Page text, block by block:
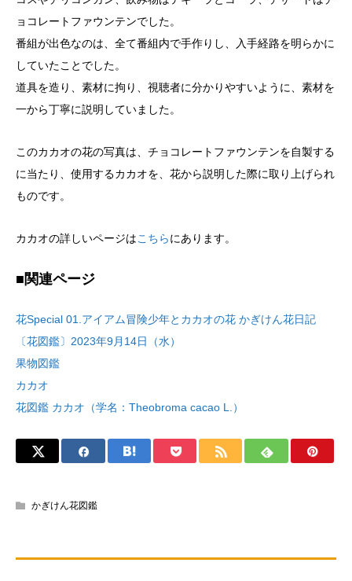
ョコレートファウンテンでした。
番組が出色なのは、全て番組内で手作りし、入手経路を明らかに
していたことでした。
道具を造り、素材に拘り、視聴者に分かりやすいように、素材を
一から丁寧に説明していました。
このカカオの花の写真は、チョコレートファウンテンを自製する
に当たり、使用するカカオを、花から説明した際に取り上げられ
ものです。
カカオの詳しいページはこちらにあります。
■関連ページ
花Special 01.アイアム冒険少年とカカオの花 かぎけん花日記
〔花図鑑〕2023年9月14日（水）
果物図鑑
カカオ
花図鑑 カカオ（学名：Theobroma cacao L.）
かぎけん花図鑑